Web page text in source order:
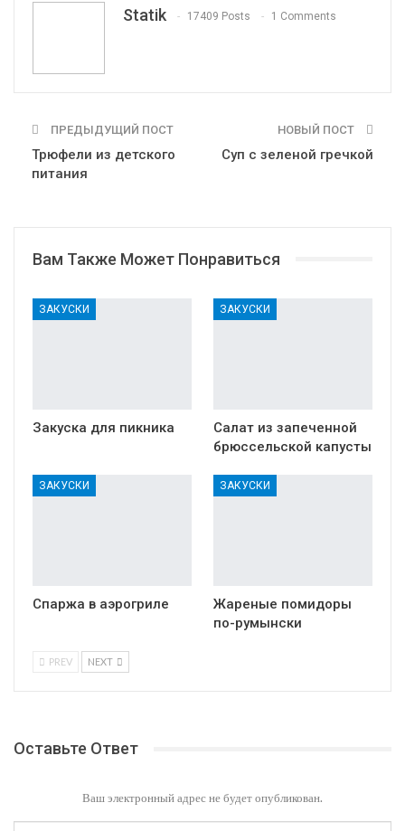
Statik 17409 Posts 1 Comments
ПРЕДЫДУЩИЙ ПОСТ
Трюфели из детского
питания
НОВЫЙ ПОСТ
Суп с зеленой гречкой
Вам Также Может Понравиться
ЗАКУСКИ
Закуска для пикника
ЗАКУСКИ
Салат из запеченной
брюссельской капусты
ЗАКУСКИ
Спаржа в аэрогриле
ЗАКУСКИ
Жареные помидоры
по-румынски
PREV NEXT
Оставьте Ответ
Ваш электронный адрес не будет опубликован.